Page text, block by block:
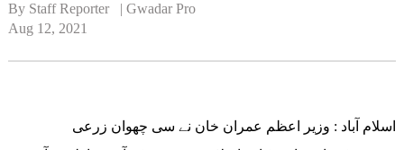
By Staff Reporter   | Gwadar Pro
Aug 12, 2021
اسلام آباد : وزیر اعظم عمران خان نے سی چھوان زرعی